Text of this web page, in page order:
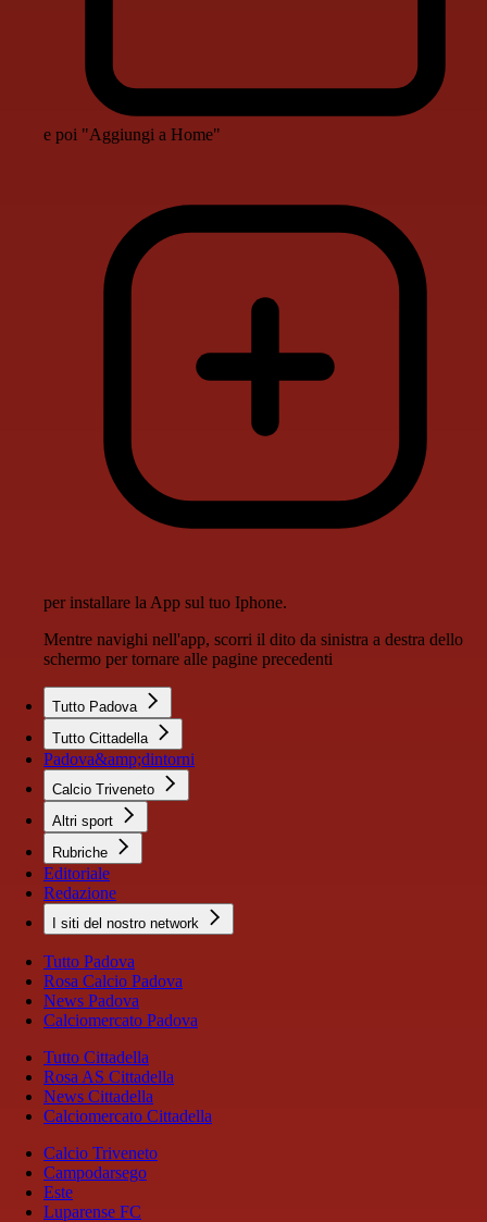
e poi "Aggiungi a Home"
per installare la App sul tuo Iphone.
Mentre navighi nell'app, scorri il dito da sinistra a destra dello
schermo per tornare alle pagine precedenti
Tutto Padova
Tutto Cittadella
Padova&amp;dintorni
Calcio Triveneto
Altri sport
Rubriche
Editoriale
Redazione
I siti del nostro network
Tutto Padova
Rosa Calcio Padova
News Padova
Calciomercato Padova
Tutto Cittadella
Rosa AS Cittadella
News Cittadella
Calciomercato Cittadella
Calcio Triveneto
Campodarsego
Este
Luparense FC